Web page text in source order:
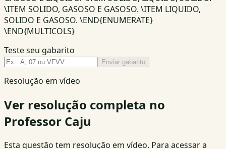
\ITEM SOLIDO, GASOSO E GASOSO. \ITEM LIQUIDO,
SOLIDO E GASOSO. \END{ENUMERATE}
\END{MULTICOLS}
Teste seu gabarito
Enviar gabarito
Resolução em vídeo
Ver resolução completa no
Professor Caju
Esta questão tem resolução em vídeo. Para acessar a